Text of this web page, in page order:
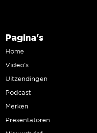
Pagina's
Home
Video’s
Uitzendingen
Podcast
Merken
Presentatoren